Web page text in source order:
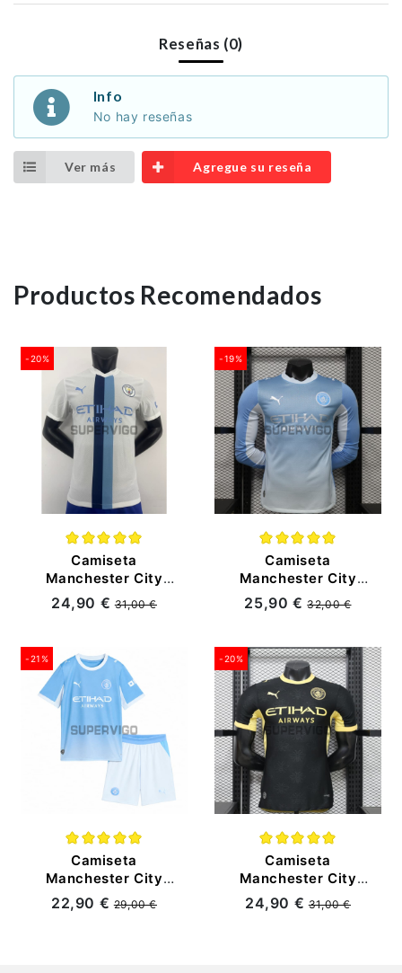
Reseñas (0)
Info
No hay reseñas
Ver más Agregue su reseña
Productos Recomendados
-20%
Camiseta
Manchester City
2026/2027
Blanco/Azul
24,90 €31,00 €
-19%
Camiseta
Manchester City
Primera Equipación
2026/2027 ML
(EDICIÓN JUGADOR)
25,90 €32,00 €
-21%
Camiseta
Manchester City
Primera Equipación
2026/2027
22,90 €29,00 €
-20%
Camiseta
Manchester City
2026/2027 Negro
(EDICIÓN JUGADOR)
24,90 €31,00 €